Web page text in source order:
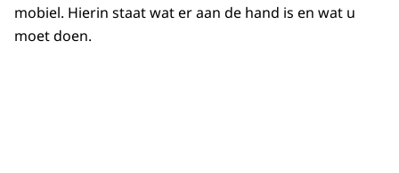
mobiel. Hierin staat wat er aan de hand is en wat u
moet doen.